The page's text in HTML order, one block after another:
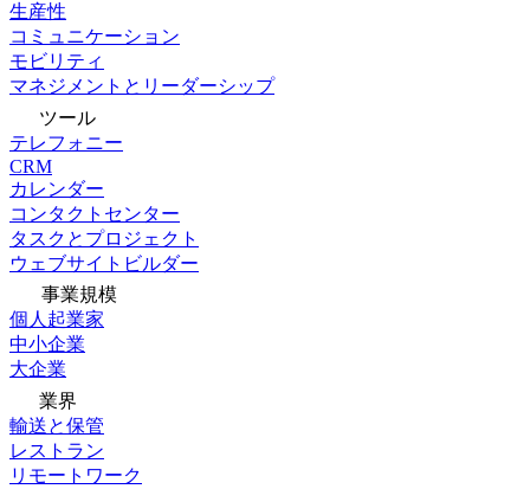
生産性
コミュニケーション
モビリティ
マネジメントとリーダーシップ
ツール
テレフォニー
CRM
カレンダー
コンタクトセンター
タスクとプロジェクト
ウェブサイトビルダー
事業規模
個人起業家
中小企業
大企業
業界
輸送と保管
レストラン
リモートワーク